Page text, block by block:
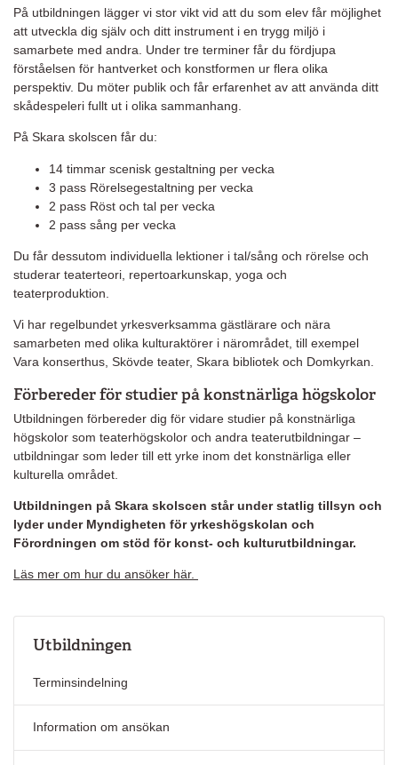
På utbildningen lägger vi stor vikt vid att du som elev får möjlighet
att utveckla dig själv och ditt instrument i en trygg miljö i
samarbete med andra. Under tre terminer får du fördjupa
förståelsen för hantverket och konstformen ur flera olika
perspektiv. Du möter publik och får erfarenhet av att använda ditt
skådespeleri fullt ut i olika sammanhang.
På Skara skolscen får du:
14 timmar scenisk gestaltning per vecka
3 pass Rörelsegestaltning per vecka
2 pass Röst och tal per vecka
2 pass sång per vecka
Du får dessutom individuella lektioner i tal/sång och rörelse och
studerar teaterteori, repertoarkunskap, yoga och
teaterproduktion.
Vi har regelbundet yrkesverksamma gästlärare och nära
samarbeten med olika kulturaktörer i närområdet, till exempel
Vara konserthus, Skövde teater, Skara bibliotek och Domkyrkan.
Förbereder för studier på konstnärliga högskolor
Utbildningen förbereder dig för vidare studier på konstnärliga
högskolor som teaterhögskolor och andra teaterutbildningar –
utbildningar som leder till ett yrke inom det konstnärliga eller
kulturella området.
Utbildningen på Skara skolscen står under statlig tillsyn och
lyder under Myndigheten för yrkeshögskolan och
Förordningen om stöd för konst- och kulturutbildningar.
Läs mer om hur du ansöker här.
Utbildningen
Terminsindelning
Information om ansökan